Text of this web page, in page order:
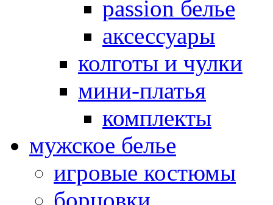
passion белье
аксессуары
колготы и чулки
мини-платья
комплекты
мужское белье
игровые костюмы